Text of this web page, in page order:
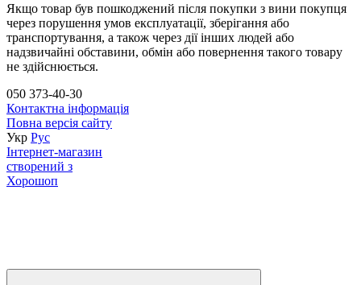
Якщо товар був пошкоджений після покупки з вини покупця
через порушення умов експлуатації, зберігання або
транспортування, а також через дії інших людей або
надзвичайні обставини, обмін або повернення такого товару
не здійснюється.
050 373-40-30
Контактна інформація
Повна версія сайту
Укр Рус
Інтернет-магазин
створений з
Хорошоп